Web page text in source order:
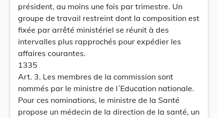
président, au moins une fois par trimestre. Un
groupe de travail restreint dont la composition est
fixée par arrêté ministériel se réunit à des
intervalles plus rapprochés pour expédier les
affaires courantes.
1335
Art. 3. Les membres de la commission sont
nommés par le ministre de l´Education nationale.
Pour ces nominations, le ministre de la Santé
propose un médecin de la direction de la santé, un